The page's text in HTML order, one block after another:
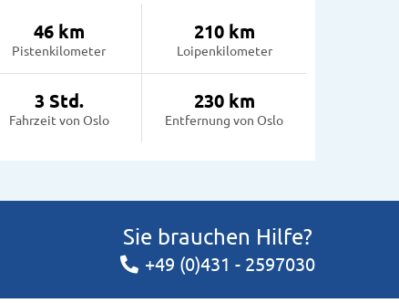
46 km
Pistenkilometer
210 km
Loipenkilometer
3 Std.
Fahrzeit von Oslo
230 km
Entfernung von Oslo
Sie brauchen Hilfe?
+49 (0)431 - 2597030